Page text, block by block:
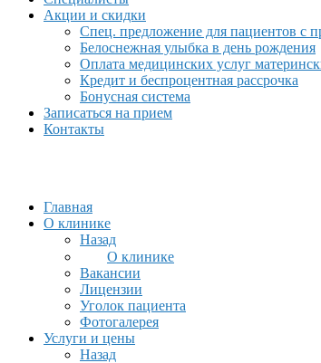
Акции и скидки
Спец. предложение для пациентов с
Белоснежная улыбка в день рождения
Оплата медицинских услуг
Кредит и беспроцентная рассрочка
Бонусная система
Записаться на прием
Контакты
Главная
О клинике
Назад
О клинике
Вакансии
Лицензии
Уголок пациента
Фотогалерея
Услуги и цены
Назад